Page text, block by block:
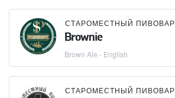
СТАРОМЕСТНЫЙ ПИВОВАР
Brownie
Brown Ale - English
СТАРОМЕСТНЫЙ ПИВОВАР